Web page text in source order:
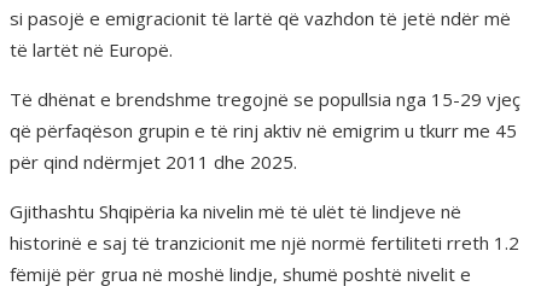
si pasojë e emigracionit të lartë që vazhdon të jetë ndër më
të lartët në Europë.
Të dhënat e brendshme tregojnë se popullsia nga 15-29 vjeç
që përfaqëson grupin e të rinj aktiv në emigrim u tkurr me 45
për qind ndërmjet 2011 dhe 2025.
Gjithashtu Shqipëria ka nivelin më të ulët të lindjeve në
historinë e saj të tranzicionit me një normë fertiliteti rreth 1.2
fëmijë për grua në moshë lindje, shumë poshtë nivelit e